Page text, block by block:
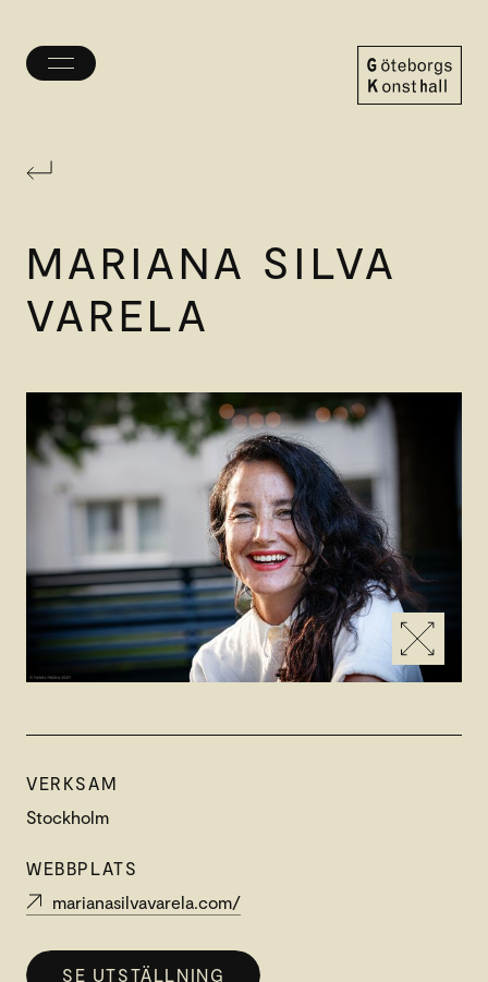
Öppna/stäng
MARIANA SILVA
VARELA
VERKSAM
Stockholm
WEBBPLATS
marianasilvavarela.com/
SE UTSTÄLLNING